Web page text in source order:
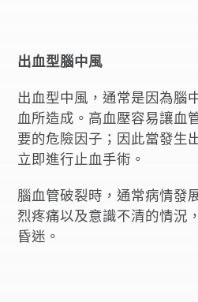
出血型腦中風
出血型中風，通常是因為腦
血所造成。高血壓容易讓血
要的危險因子；因此當發生
立即進行止血手術。
腦血管破裂時，通常病情發
烈疼痛以及意識不清的情況
昏迷。